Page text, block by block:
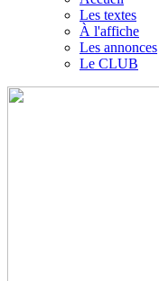
Les textes
À l'affiche
Les annonces
Le CLUB